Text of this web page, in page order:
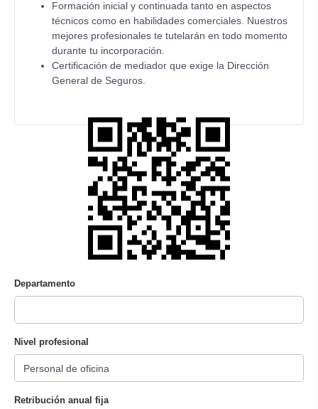
Formación inicial y continuada tanto en aspectos
técnicos como en habilidades comerciales. Nuestros
mejores profesionales te tutelarán en todo momento
durante tu incorporación.
Certificación de mediador que exige la Dirección
General de Seguros.
Departamento
Nivel profesional
Retribución anual fija